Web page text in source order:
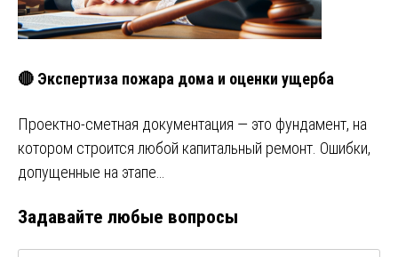
🔴 Экспертиза пожара дома и оценки ущерба
Проектно-сметная документация — это фундамент, на
котором строится любой капитальный ремонт. Ошибки,
допущенные на этапе…
Задавайте любые вопросы